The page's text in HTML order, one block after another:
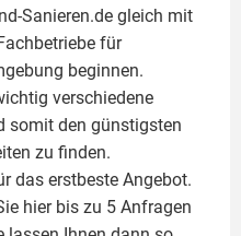
Sanieren.de gleich mit
für
beginnen.
verschiedene
somit den günstigsten
zu finden.
das erstbeste Angebot.
hier bis zu 5 Anfragen